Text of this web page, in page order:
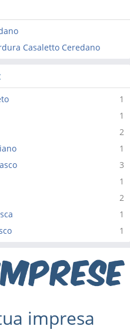
Casaletto Ceredano
1
1
2
1
3
1
2
1
1
impresa